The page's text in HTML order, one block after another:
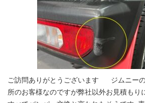
ご訪問ありがとうございます ジムニー
所のお客様なのですが弊社以外お見積もり